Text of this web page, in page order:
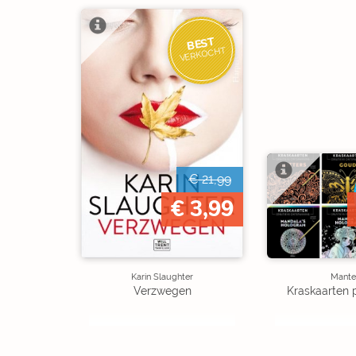
BEST
VERKOCHT
€ 21,99
€ 3,99
Karin Slaughter
Verzwegen Kraskaarten